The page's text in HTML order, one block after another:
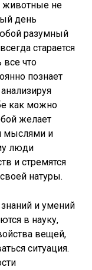
животные не
день
разумный
старается
все что
познает
как можно
желает
мыслями и
люди
и стремятся
натуры.
и умений
в науку,
вещей,
ситуация.